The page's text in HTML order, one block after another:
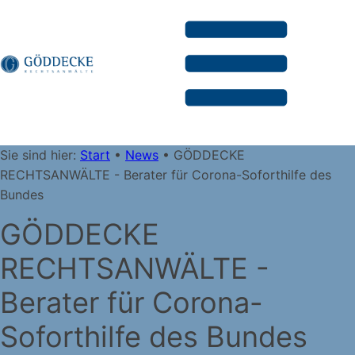
Sie sind hier: Start • News • GÖDDECKE
RECHTSANWÄLTE - Berater für Corona-Soforthilfe des
Bundes
GÖDDECKE
RECHTSANWÄLTE -
Berater für Corona-
Soforthilfe des Bundes